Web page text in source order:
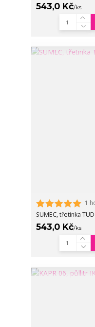
543,0 Kč/ks
1
SUMEC, třetinka
543,0 Kč/ks